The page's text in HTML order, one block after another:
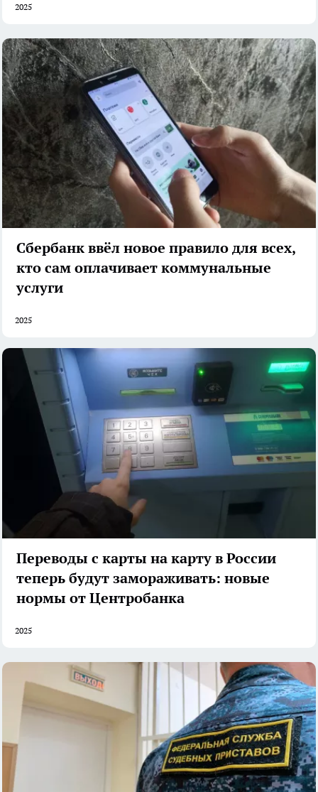
2025
Сбербанк ввёл новое правило для всех,
кто сам оплачивает коммунальные
услуги
2025
Переводы с карты на карту в России
теперь будут замораживать: новые
нормы от Центробанка
2025